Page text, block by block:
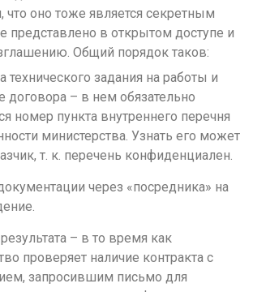
что оно тоже является секретным
представлено в открытом доступе и
Общий порядок таков:
технического задания на работы и
договора – в нем обязательно
номер пункта внутреннего перечня
министерства. Узнать его может
т. к. перечень конфиденциален.
через «посредника» на
– в то время как
проверяет наличие контракта с
запросившим письмо для